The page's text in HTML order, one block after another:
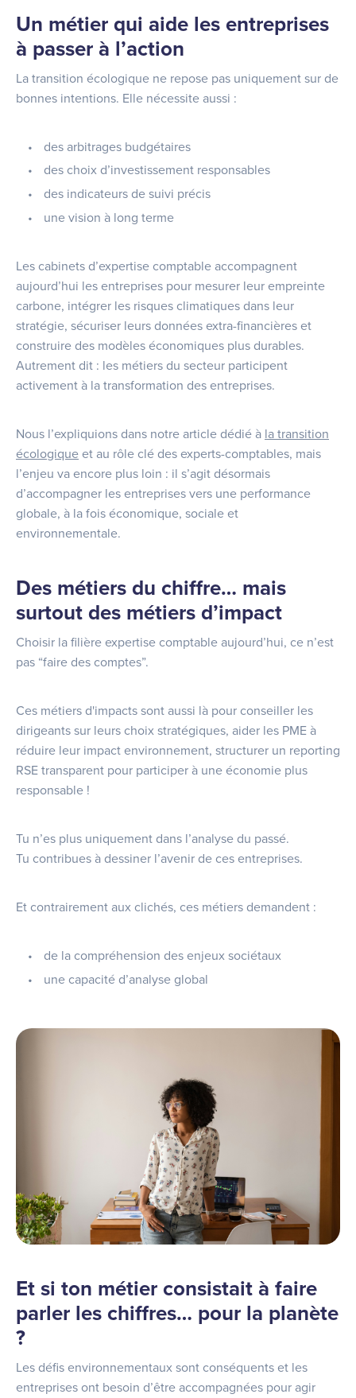
Un métier qui aide les entreprises
à passer à l’action
La transition écologique ne repose pas uniquement sur de
bonnes intentions. Elle nécessite aussi :
des arbitrages budgétaires
des choix d’investissement responsables
des indicateurs de suivi précis
une vision à long terme
Les cabinets d’expertise comptable accompagnent
aujourd’hui les entreprises pour mesurer leur empreinte
carbone, intégrer les risques climatiques dans leur
stratégie, sécuriser leurs données extra-financières et
construire des modèles économiques plus durables.
Autrement dit : les métiers du secteur participent
activement à la transformation des entreprises.
Nous l’expliquions dans notre article dédié à la transition
écologique et au rôle clé des experts-comptables, mais
l’enjeu va encore plus loin : il s’agit désormais
d’accompagner les entreprises vers une performance
globale, à la fois économique, sociale et
environnementale.
Des métiers du chiffre… mais
surtout des métiers d’impact
Choisir la filière expertise comptable aujourd’hui, ce n’est
pas “faire des comptes”.
Ces métiers d'impacts sont aussi là pour conseiller les
dirigeants sur leurs choix stratégiques, aider les PME à
réduire leur impact environnement, structurer un reporting
RSE transparent pour participer à une économie plus
responsable !
Tu n’es plus uniquement dans l’analyse du passé.
Tu contribues à dessiner l’avenir de ces entreprises.
Et contrairement aux clichés, ces métiers demandent :
de la compréhension des enjeux sociétaux
une capacité d’analyse global
Et si ton métier consistait à faire
parler les chiffres… pour la planète
?
Les défis environnementaux sont conséquents et les
entreprises ont besoin d’être accompagnées pour agir